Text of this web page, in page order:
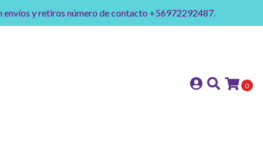
envíos y retiros número de contacto +56972292487.
0